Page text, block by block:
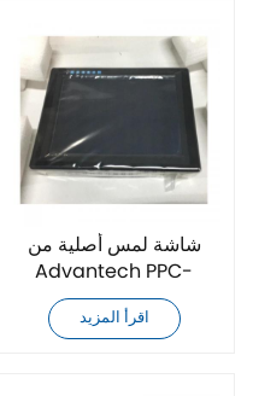
شاشة لمس أصلية من
Advantech PPC-
3181SW-P67B
اقرأ المزيد